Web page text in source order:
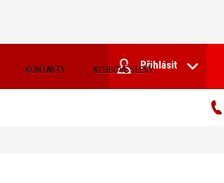
KONTAKTY KLUBOVÉ SLEVYPřihlásit